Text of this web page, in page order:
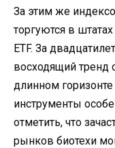
За этим же
торгуются в
ETF. За
восходящий тренд
длинном
инструменты
отметить, что
рынков биотехи